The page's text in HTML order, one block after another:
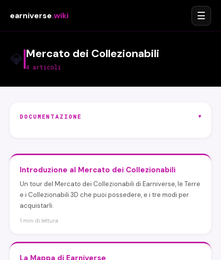
earniverse.wiki ☰
💎 Mercato dei Collezionabili
4 articoli
DOCUMENTAZIONE ▾
Introduzione al Mercato dei Collezionabili
Un tour del Mercato dei Collezionabili di Earniverse, le Terre
e i Collezionabili 3D che puoi possedere, e i tre modi per
acquistarli.
1 min di lettura
La Mappa di Earniverse